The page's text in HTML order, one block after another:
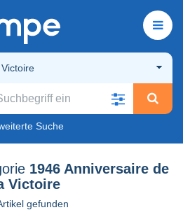
Suche
1946 Anniversaire de
Victoire
gefunden